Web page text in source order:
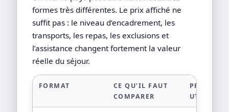
formes très différentes. Le prix affiché ne
suffit pas : le niveau d’encadrement, les
transports, les repas, les exclusions et
l’assistance changent fortement la valeur
réelle du séjour.
FORMAT
CE QU’IL FAUT
COMPARER
PREUVE
UTILE